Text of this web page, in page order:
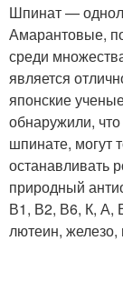
Шпинат —
Амарантовые,
среди
является
японские
обнаружили,
шпинате, могут
останавливать
природный
В1, В2, В6, К, А,
лютеин, железо,